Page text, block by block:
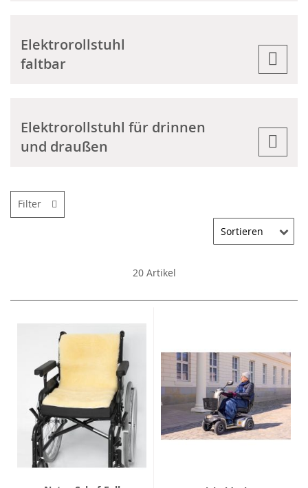
Elektrorollstuhl
faltbar
Elektrorollstuhl für drinnen
und draußen
20Artikel
Filter